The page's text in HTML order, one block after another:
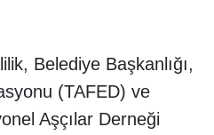
Belediye Başkanlığı,
(TAFED) ve
Aşçılar Derneği